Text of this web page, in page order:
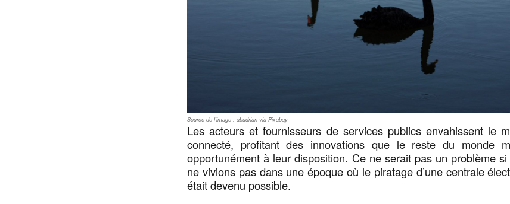
Source de l’image : abudrian via Pixabay
Les acteurs et fournisseurs de services publics envahissent le
connecté, profitant des innovations que le reste du monde
opportunément à leur disposition. Ce ne serait pas un problème
ne vivions pas dans une époque où le piratage d’une centrale
était devenu possible.